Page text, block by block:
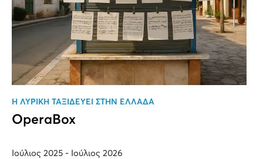
H ΛΥΡΙΚΗ ΤΑΞΙΔΕΥΕΙ ΣΤΗΝ ΕΛΛΑΔΑ
OperaBox
Ιούλιος 2025 - Ιούλιος 2026